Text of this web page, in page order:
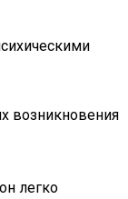
возникновения
легко